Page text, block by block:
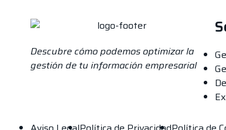
Descubre cómo podemos optimizar la
gestión de tu información empresarial